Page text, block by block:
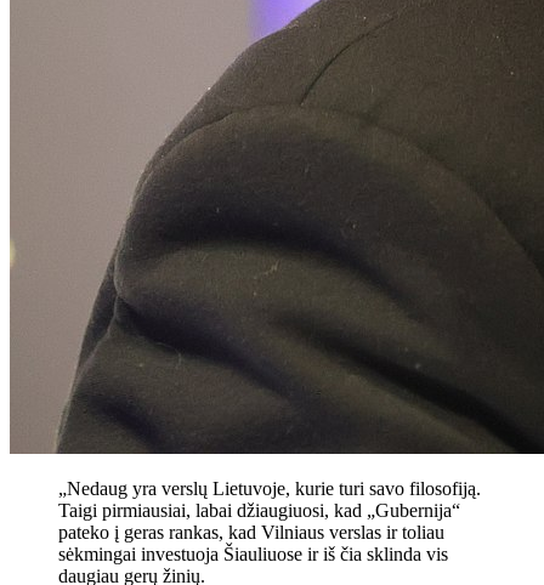
„Nedaug yra verslų Lietuvoje, kurie turi savo filosofiją.
Taigi pirmiausiai, labai džiaugiuosi, kad „Gubernija“
pateko į geras rankas, kad Vilniaus verslas ir toliau
sėkmingai investuoja Šiauliuose ir iš čia sklinda vis
daugiau gerų žinių.